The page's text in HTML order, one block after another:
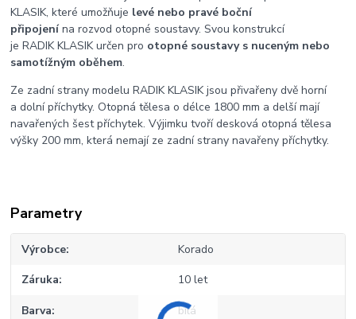
KLASIK, které umožňuje levé nebo pravé boční
připojenína rozvod otopné soustavy. Svou konstrukcí
je RADIK KLASIK určen pro otopné soustavy s nuceným nebo
samotížným oběhem.
Ze zadní strany modelu RADIK KLASIK jsou přivařeny dvě horní
a dolní příchytky. Otopná tělesa o délce 1800 mm a delší mají
navařených šest příchytek. Výjimku tvoří desková otopná tělesa
výšky 200 mm, která nemají ze zadní strany navařeny příchytky.
Parametry
Výrobce Korado
Záruka 10 let
Barva bílá